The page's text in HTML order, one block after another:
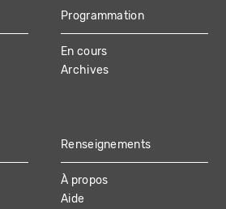
Programmation
En cours
Archives
Renseignements
À propos
Aide